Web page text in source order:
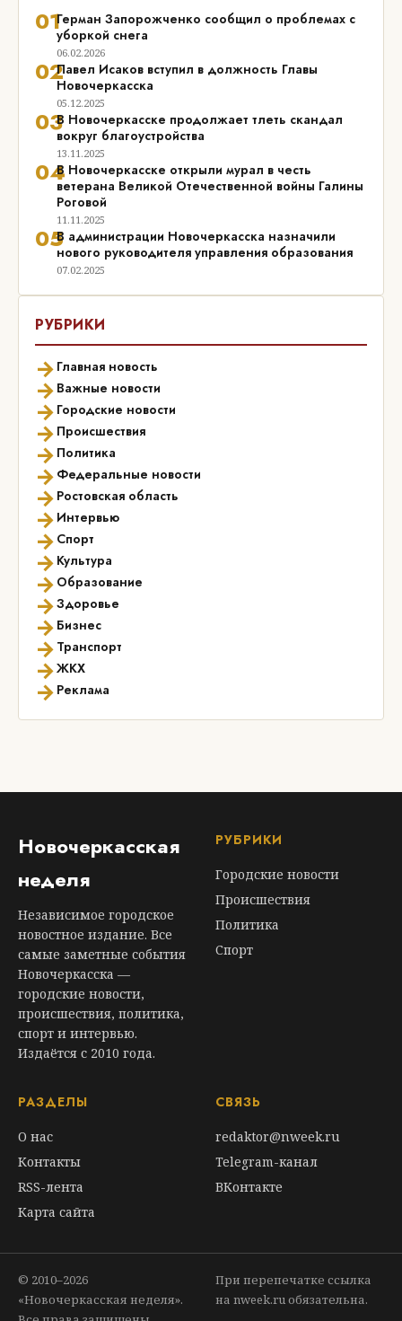
01Герман Запорожченко сообщил о проблемах с
уборкой снега
06.02.2026
02Павел Исаков вступил в должность Главы
Новочеркасска
05.12.2025
03В Новочеркасске продолжает тлеть скандал
вокруг благоустройства
13.11.2025
04В Новочеркасске открыли мурал в честь
ветерана Великой Отечественной войны Галины
Роговой
11.11.2025
05В администрации Новочеркасска назначили
нового руководителя управления образования
07.02.2025
РУБРИКИ
→ Главная новость
→ Важные новости
→ Городские новости
→ Происшествия
→ Политика
→ Федеральные новости
→ Ростовская область
→ Интервью
→ Спорт
→ Культура
→ Образование
→Здоровье
→ Бизнес
→ Транспорт
→ЖКХ
→ Реклама
Новочеркасская
неделя
Независимое городское
новостное издание. Все
самые заметные события
Новочеркасска —
городские новости,
происшествия, политика,
спорт и интервью.
Издаётся с 2010 года.
РУБРИКИ
Городские новости
Происшествия
Политика
Спорт
РАЗДЕЛЫ
О нас
Контакты
RSS-лента
Карта сайта
СВЯЗЬ
redaktor@nweek.ru
Telegram-канал
ВКонтакте
© 2010–2026
«Новочеркасская неделя».
При перепечатке ссылка
на nweek.ru обязательна.